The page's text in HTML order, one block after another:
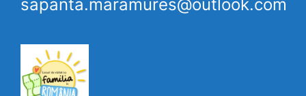
sapanta.maramures@outlook.com